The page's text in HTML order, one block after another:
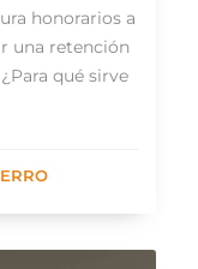
honorarios a
una retención
qué sirve